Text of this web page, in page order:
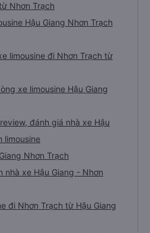
Nhơn Trạch
Hậu Giang Nhơn Trạch
limousine đi Nhơn Trạch từ
xe limousine Hậu Giang
đánh giá nhà xe Hậu
limousine
Nhơn Trạch
nhà xe Hậu Giang - Nhơn
đi Nhơn Trạch từ Hậu Giang